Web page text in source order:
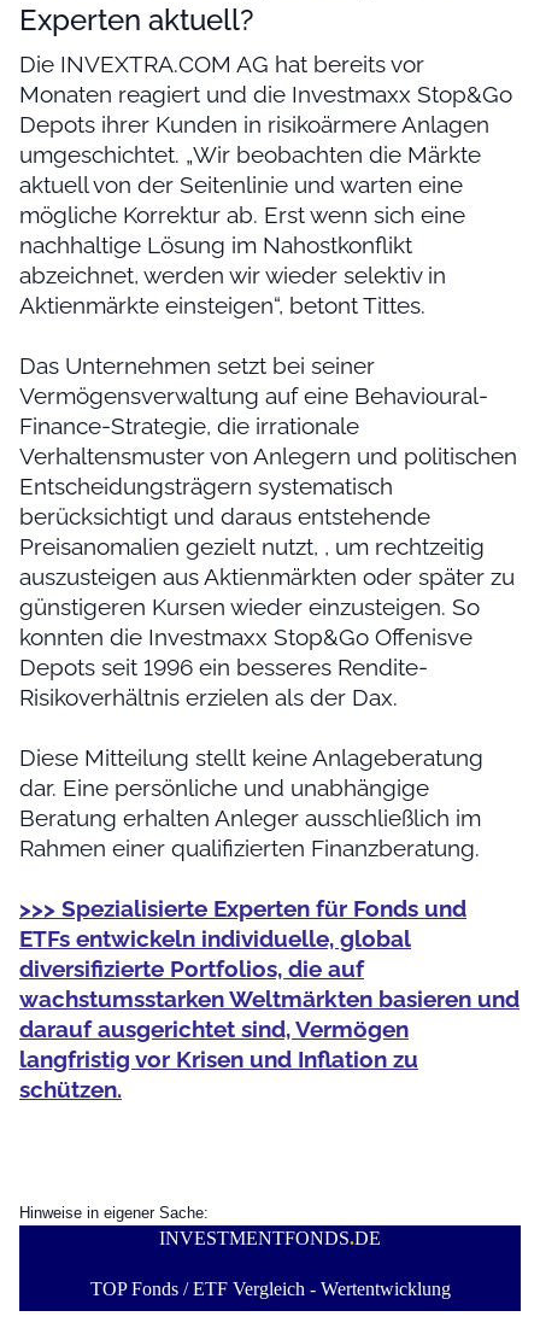
Experten aktuell?
Die INVEXTRA.COM AG hat bereits vor
Monaten reagiert und die Investmaxx Stop&Go
Depots ihrer Kunden in risikoärmere Anlagen
umgeschichtet. „Wir beobachten die Märkte
aktuell von der Seitenlinie und warten eine
mögliche Korrektur ab. Erst wenn sich eine
nachhaltige Lösung im Nahostkonflikt
abzeichnet, werden wir wieder selektiv in
Aktienmärkte einsteigen“, betont Tittes.
Das Unternehmen setzt bei seiner
Vermögensverwaltung auf eine Behavioural-
Finance-Strategie, die irrationale
Verhaltensmuster von Anlegern und politischen
Entscheidungsträgern systematisch
berücksichtigt und daraus entstehende
Preisanomalien gezielt nutzt, , um rechtzeitig
auszusteigen aus Aktienmärkten oder später zu
günstigeren Kursen wieder einzusteigen. So
konnten die Investmaxx Stop&Go Offenisve
Depots seit 1996 ein besseres Rendite-
Risikoverhältnis erzielen als der Dax.
Diese Mitteilung stellt keine Anlageberatung
dar. Eine persönliche und unabhängige
Beratung erhalten Anleger ausschließlich im
Rahmen einer qualifizierten Finanzberatung.
>>> Spezialisierte Experten für Fonds und
ETFs entwickeln individuelle, global
diversifizierte Portfolios, die auf
wachstumsstarken Weltmärkten basieren und
darauf ausgerichtet sind, Vermögen
langfristig vor Krisen und Inflation zu
schützen.
Hinweise in eigener Sache:
INVESTMENTFONDS.DE
TOP Fonds / ETF Vergleich - Wertentwicklung